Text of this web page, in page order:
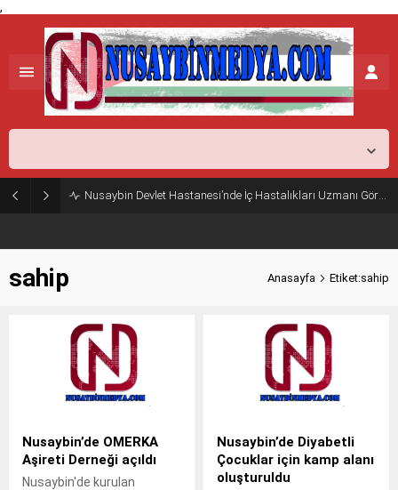
,
Nusaybin Devlet Hastanesi’nde İç Hastalıkları Uzmanı Göreve Başladı
sahip Anasayfa Etiket:sahip
Nusaybin’de OMERKA
Aşireti Derneği açıldı
Nusaybin'de kurulan
Nusaybin’de Diyabetli
Çocuklar için kamp alanı
oluşturuldu